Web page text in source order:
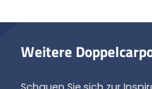
Weitere